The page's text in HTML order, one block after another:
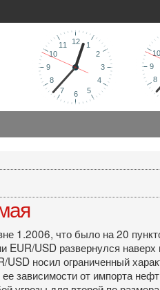
1.2006, что было на 20
USD развернулся
носил ограниченный
ее зависимости от импорта